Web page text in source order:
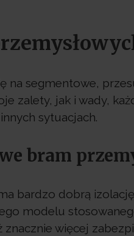
na segmentowe,
zalety, jak i wady,
sytuacjach.
bram
bardzo dobrą
modelu
więcej